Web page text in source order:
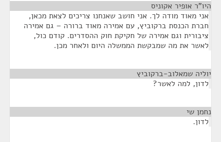
היו"ר אופיר אקוניס
אני מאוד מודה לך. אני חושב שאנחנו צריכים לצאת מכאן,
חברת הכנסת ברקוביץ, עם אמירה מאוד ברורה – גם אמירה
ציבורית וגם אמירה של חקיקת חוק ההסדרים. קודם כול,
לאשר את מה שמבקשת הממשלה היום ולאחר מכן.
יוליה שמאלוב-ברקוביץ
לדון, למה לאשר?
נחמן שי
לדון.